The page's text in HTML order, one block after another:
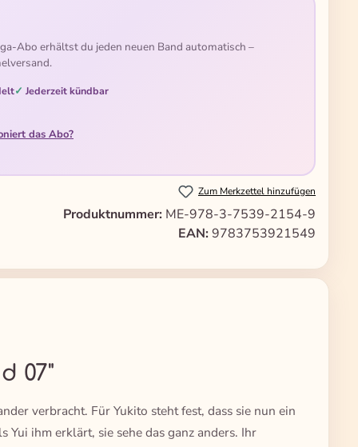
Abo erhältst du jeden neuen Band automatisch –
Jederzeit kündbar
das Abo?
Zum Merkzettel hinzufügen
Produktnummer: ME-978-3-7539-2154-9
EAN: 9783753921549
07"
verbracht. Für Yukito steht fest, dass sie nun ein
ihm erklärt, sie sehe das ganz anders. Ihr